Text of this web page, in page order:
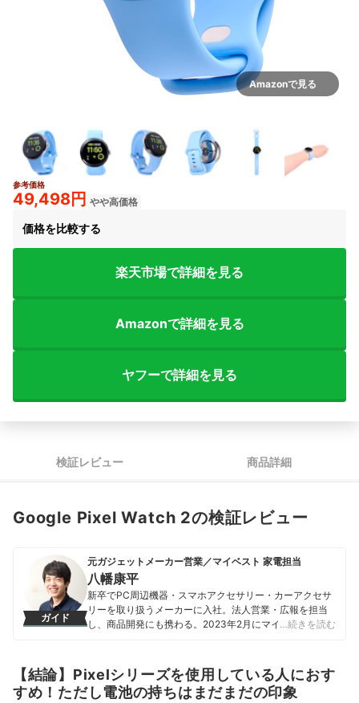
Amazonで見る
参考価格
49,498円 やや高価格
価格を比較する
楽天市場で詳細を見る
Amazonで詳細を見る
ヤフーで詳細を見る
検証レビュー 商品詳細
Google Pixel Watch 2の検証レビュー
ガイド
元ガジェットメーカー営業／マイベスト 家電担当
八幡康平
新卒でPC周辺機器・スマホアクセサリー・カーアクセサ
リーを取り扱うメーカーに入社。法人営業・広報を担当
し、商品開発にも携わる。2023年2月にマイベストに入
家電を中心に幅広いジャンルのコンテンツ制作に携わ
る。「専門性をもとにした調査・検証を通じ、一人ひと
りに合った選択肢を分かりやすく提案すること」を心が
…続きを読む
【結論】Pixelシリーズを使用している人におす
すめ！ただし電池の持ちはまだまだの印象